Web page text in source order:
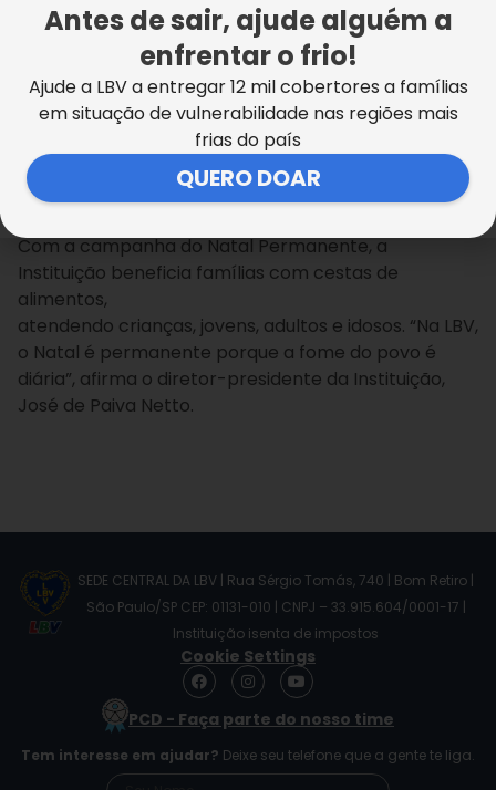
NATAL PERMANENTE DA LBV
A pioneira campanha permanente da LBV contra a
fome e a miséria teve início ainda na década de
1940. Desde então, a Legião da Boa Vontade luta
Com a campanha do Natal Permanente, a
Instituição beneficia famílias com cestas de
alimentos,
atendendo crianças, jovens, adultos e idosos. “Na LBV,
o Natal é permanente porque a fome do povo é
diária”, afirma o diretor-presidente da Instituição,
José de Paiva Netto.
SEDE CENTRAL DA LBV | Rua Sérgio Tomás, 740 | Bom Retiro |
São Paulo/SP CEP: 01131-010 | CNPJ – 33.915.604/0001-17 |
Instituição isenta de impostos
Cookie Settings
F
a
e
o
o
I
n
s
t
g
r
Y
o
t
b
e
PCD - Faça parte do nosso time
Tem interesse em ajudar? Deixe seu telefone que a gente te liga.
Antes de sair, ajude alguém a
enfrentar o frio!
Ajude a LBV a entregar 12 mil cobertores a famílias
em situação de vulnerabilidade nas regiões mais
frias do país
QUERO DOAR